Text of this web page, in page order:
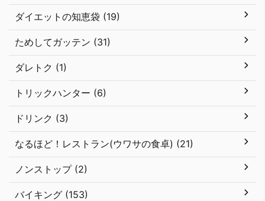
ダイエットの知恵袋 (19)
ためしてガッテン (31)
ダレトク (1)
トリックハンター (6)
ドリンク (3)
なるほど！レストラン(ウワサの食卓) (21)
ノンストップ (2)
バイキング (153)